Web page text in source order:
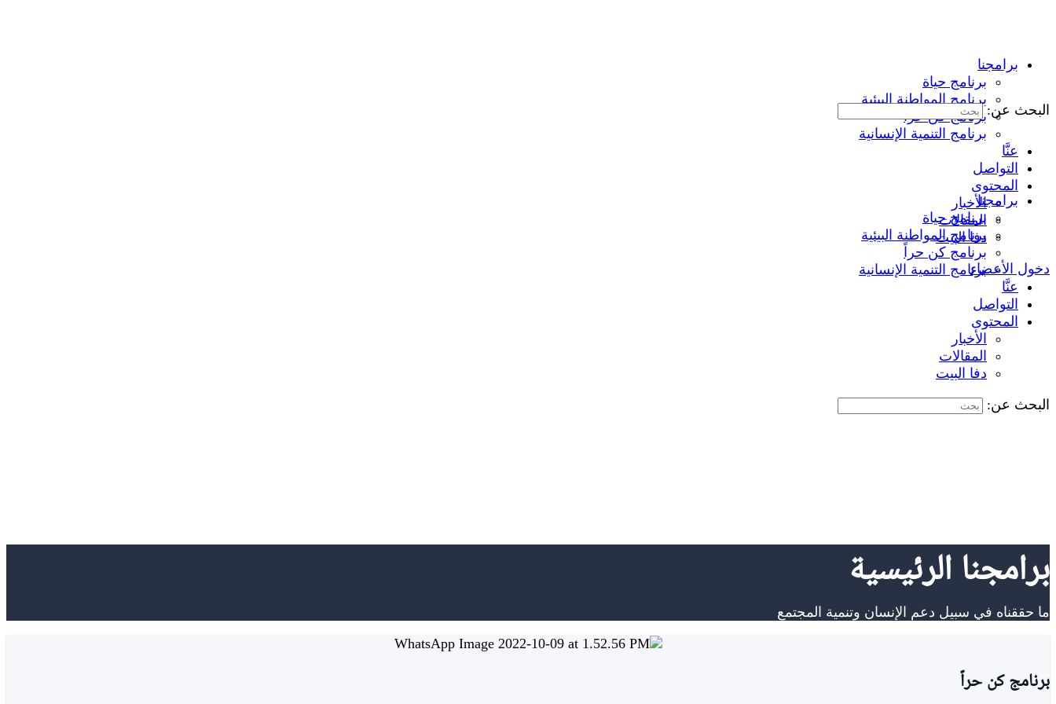
برامجنا
برنامج حياة
برنامج المواطنة البيئية
برنامج كن حراً
برنامج التنمية الإنسانية
عنَّا
التواصل
المحتوى
الأخبار
المقالات
دفا البيت
دخول الأعضاء
البحث عن:
برامجنا
برنامج حياة
برنامج المواطنة البيئية
برنامج كن حراً
برنامج التنمية الإنسانية
عنَّا
التواصل
المحتوى
الأخبار
المقالات
دفا البيت
البحث عن:
برامجنا الرئيسية
ما حققناه في سبيل دعم الإنسان وتنمية المجتمع
برنامج كن حراً